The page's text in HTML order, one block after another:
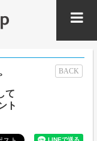
BACK
て
ト